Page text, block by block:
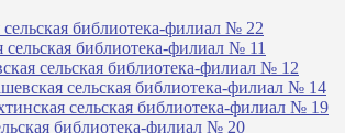
сельская библиотека-филиал № 22
сельская библиотека-филиал № 11
сельская библиотека-филиал № 12
сельская библиотека-филиал № 14
сельская библиотека-филиал № 19
библиотека-филиал № 20